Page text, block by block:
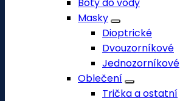
Masky
Dioptrické
Dvouzorníkové
Jednozorníkové
Oblečení
Trička a ostatní